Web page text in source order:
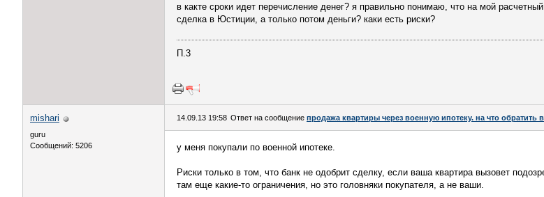
в какте сроки идет перечисление денег? я правильно понимаю, что на мой
сделка в Юстиции, а только потом деньги? каки есть риски?
П.3
mishari
guru
Сообщений: 5206
14.09.13 19:58 Ответ на сообщение продажа квартиры через военную ипотеку. на что обратить
у меня покупали по военной ипотеке.
Риски только в том, что банк не одобрит сделку, если ваша квартира вызовет
там еще какие-то ограничения, но это головняки покупателя, а не ваши.